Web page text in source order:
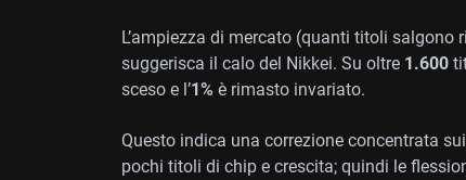
L’ampiezza di mercato (quanti titoli
suggerisca il calo del Nikkei. Su oltre 1.600
sceso e l’1% è rimasto invariato.
Questo indica una correzione concentrata
pochi titoli di chip e crescita; quindi le